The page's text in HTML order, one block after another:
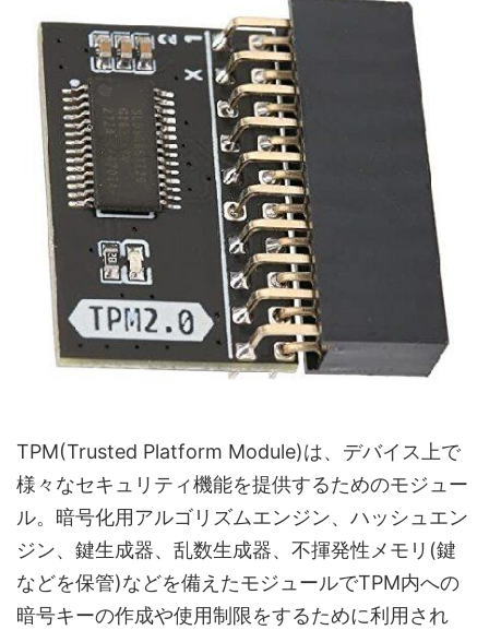
TPM(Trusted Platform Module)は、デバイス上で
様々なセキュリティ機能を提供するためのモジュー
ル。暗号化用アルゴリズムエンジン、ハッシュエン
ジン、鍵生成器、乱数生成器、不揮発性メモリ(鍵
などを保管)などを備えたモジュールでTPM内への
暗号キーの作成や使用制限をするために利用され